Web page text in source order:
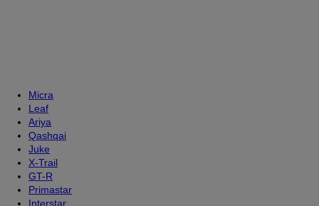
Micra
Leaf
Ariya
Qashqai
Juke
X-Trail
GT-R
Primastar
Interstar